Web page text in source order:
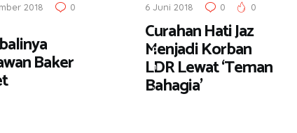
2018
0
Baker
u
r
a
n
,
6 Juni 2018 0 0
Curahan Hati Jaz
Menjadi Korban
LDR Lewat ‘Teman
Bahagia’